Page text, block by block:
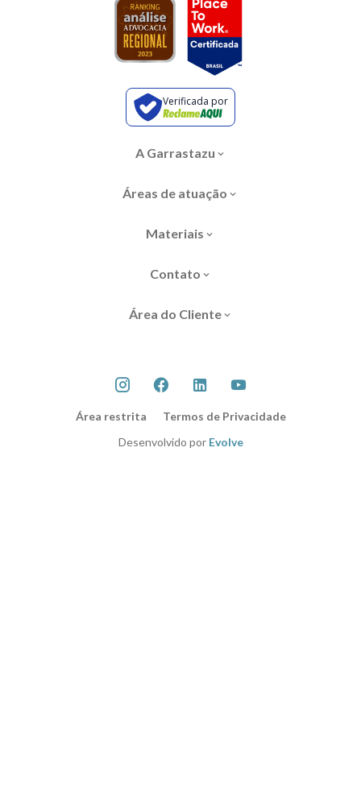
Verificada por
A Garrastazu
Áreas de atuação
Materiais
Contato
Área do Cliente
Área restrita
Termos de Privacidade
Desenvolvido por Evolve